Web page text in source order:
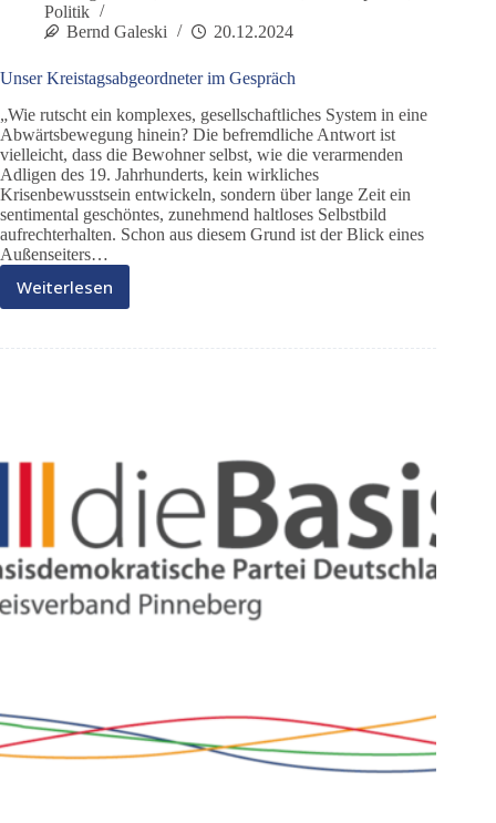
Politik
Bernd Galeski
20.12.2024
Unser Kreistagsabgeordneter im Gespräch
„Wie rutscht ein komplexes, gesellschaftliches System in eine
Abwärtsbewegung hinein? Die befremdliche Antwort ist
vielleicht, dass die Bewohner selbst, wie die verarmenden
Adligen des 19. Jahrhunderts, kein wirkliches
Krisenbewusstsein entwickeln, sondern über lange Zeit ein
sentimental geschöntes, zunehmend haltloses Selbstbild
aufrechterhalten. Schon aus diesem Grund ist der Blick eines
Außenseiters…
Weiterlesen
Unser